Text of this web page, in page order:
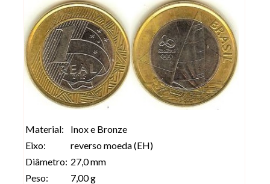
Material:
Eixo:
Diâmetro:
Peso:
Inox e Bronze
reverso moeda (EH)
27,0 mm
7,00 g